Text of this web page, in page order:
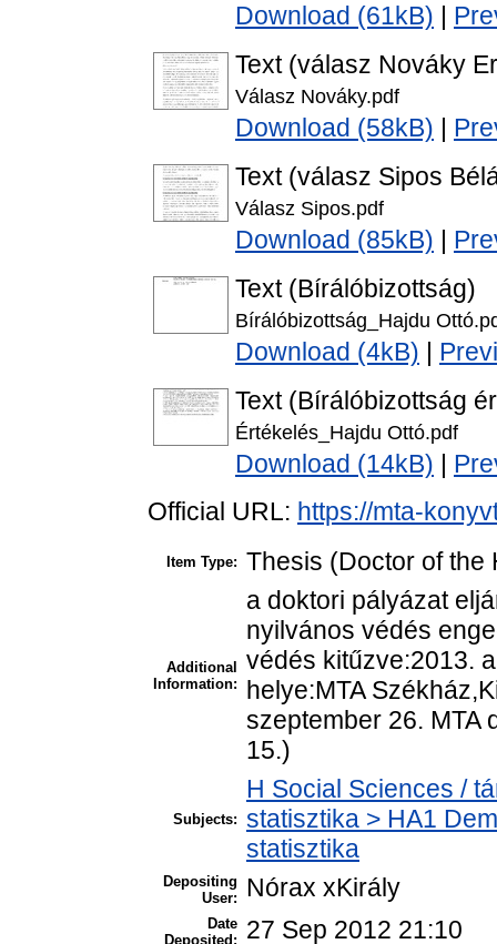
Download (61kB)
Text (válasz Nováky
Válasz Nováky.pdf
Download (58kB)
Text (válasz Sipos
Válasz Sipos.pdf
Download (85kB)
Text (Bírálóbizottság)
Bírálóbizottság_Hajdu
Download (4kB)
Text (Bírálóbizottság
Értékelés_Hajdu Ottó.pdf
Download (14kB)
Official URL: https://mta-
Item Type: Thesis (Doctor of the
Additional
Information:
a doktori pályázat
nyilvános védés
védés kitűzve:2013.
helye:MTA
szeptember 26. MTA
15.)
Subjects:
H Social Sciences /
statisztika > HA1
statisztika
Depositing
User:
Nórax xKirály
Date
Deposited:
27 Sep 2012 21:10